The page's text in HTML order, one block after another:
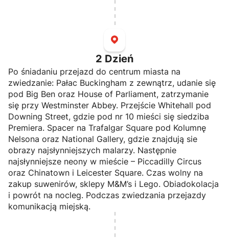
2 Dzień
Po śniadaniu przejazd do centrum miasta na
zwiedzanie: Pałac Buckingham z zewnątrz, udanie się
pod Big Ben oraz House of Parliament, zatrzymanie
się przy Westminster Abbey. Przejście Whitehall pod
Downing Street, gdzie pod nr 10 mieści się siedziba
Premiera. Spacer na Trafalgar Square pod Kolumnę
Nelsona oraz National Gallery, gdzie znajdują sie
obrazy najsłynniejszych malarzy. Następnie
najsłynniejsze neony w mieście – Piccadilly Circus
oraz Chinatown i Leicester Square. Czas wolny na
zakup suwenirów, sklepy M&M’s i Lego. Obiadokolacja
i powrót na nocleg. Podczas zwiedzania przejazdy
komunikacją miejską.